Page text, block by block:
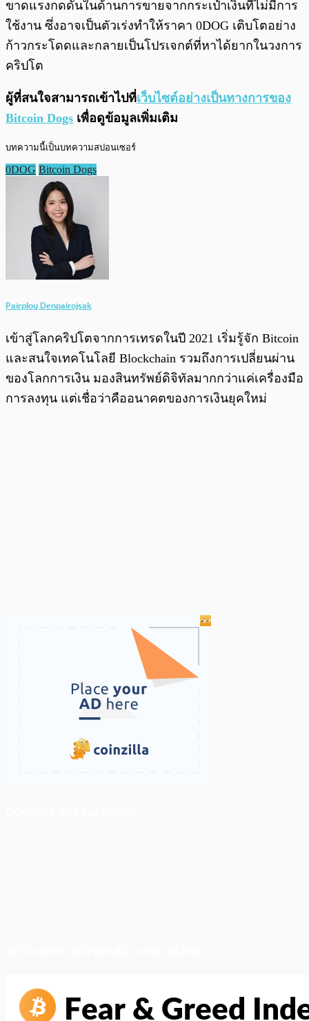
ขาดแรงกดดันในด้านการขายจากกระเป๋าเงินที่ไม่มีการ
ใช้งาน ซึ่งอาจเป็นตัวเร่งทำให้ราคา 0DOG เติบโตอย่าง
ก้าวกระโดดและกลายเป็นโปรเจกต์ที่หาได้ยากในวงการ
คริปโต
ผู้ที่สนใจสามารถเข้าไปที่เว็บไซต์อย่างเป็นทางการของ
Bitcoin Dogs เพื่อดูข้อมูลเพิ่มเติม
บทความนี้เป็นบทความสปอนเซอร์
0DOG Bitcoin Dogs
Pairploy Denpairojsak
เข้าสู่โลกคริปโตจากการเทรดในปี 2021 เริ่มรู้จัก Bitcoin
และสนใจเทคโนโลยี Blockchain รวมถึงการเปลี่ยนผ่าน
ของโลกการเงิน มองสินทรัพย์ดิจิทัลมากกว่าแค่เครื่องมือ
การลงทุน แต่เชื่อว่าคืออนาคตของการเงินยุคใหม่